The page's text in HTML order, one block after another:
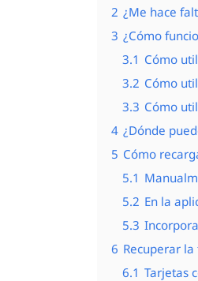
2 ¿Me hace
3 ¿Cómo
3.1 Cómo
3.2 Cómo
3.3 Cómo
4 ¿Dónde
5 Cómo
5.1
5.2 En la
5.3
6 Recuperar
6.1 Tarjetas